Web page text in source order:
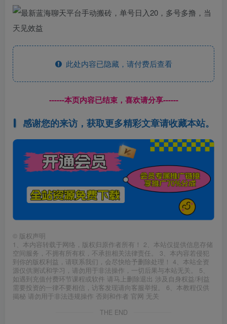
此处内容已隐藏，请付费后查看
------本页内容已结束，喜欢请分享------
感谢您的来访，获取更多精彩文章请收藏本站。
© 版权声明
1、本内容转载于网络，版权归原作者所有！ 2、本站仅提供信息存储
空间服务，不拥有所有权，不承担相关法律责任。 3、本内容若侵犯
到你的版权利益，请联系我们，会尽快给予删除处理！ 4、本站全资
源仅供测试和学习，请勿用于非法操作，一切后果与本站无关。 5、
如遇到充值付费环节课程或软件 请马上删除退出 涉及自身权益/利益
需要投资的一律不要相信，访客发现请向客服举报。 6、本教程仅供
揭秘 请勿用于非法违规操作 否则和作者 官网 无关
THE END